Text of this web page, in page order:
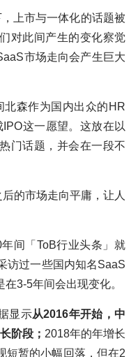
上市与一体化的话题被
对此间产生的变化察觉
市场走向会产生巨大
森作为国内出众的HR
这一愿望。这放在以
门话题，并会在一段不
的市场走向平庸，让人
间「ToB行业头条」就
访过一些国内知名SaaS
3-5年间会出现变化。
显示从2016年开始，中
阶段； 2018年的年增长
短暂的小幅回落，但在2